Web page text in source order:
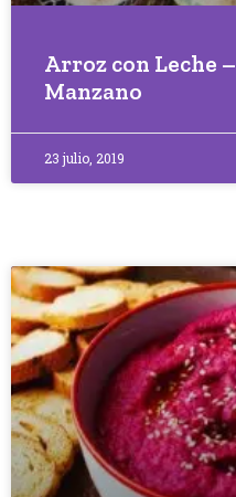
Arroz con Leche
Manzano
23 julio, 2019